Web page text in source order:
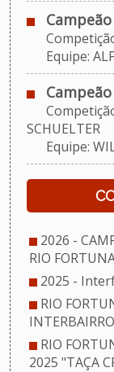
Campeão
Competição:
Equipe:
Campeão
SCHUELTER
Equipe:
2026 -
RIO
2025 -
RIO
RIO
2025 "TAÇA